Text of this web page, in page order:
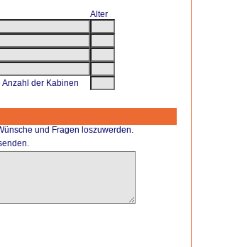
Alter
der Kabinen
und Fragen loszuwerden.